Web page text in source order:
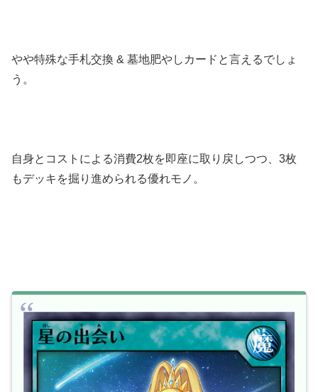
やや特殊な手札交換 & 墓地肥やしカードと言えるでしょ
う。
自身とコストによる消費2枚を即座に取り戻しつつ、3枚
もデッキを掘り進められる優れモノ。